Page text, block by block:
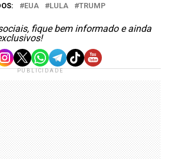
EUA LULA TRUMP
fique bem informado e ainda
PUBLICIDADE